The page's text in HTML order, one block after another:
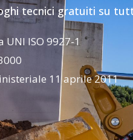
tecnici gratuiti su
ISO 9927-1
11 aprile 2011